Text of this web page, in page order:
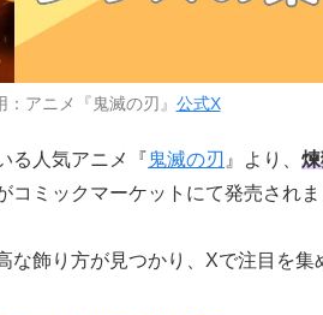
：アニメ『鬼滅の刃』 公式X
る人気アニメ『鬼滅の刃 』より、
コミックマーケットにて発売されま
な飾り方が見つかり、Xで注目を集